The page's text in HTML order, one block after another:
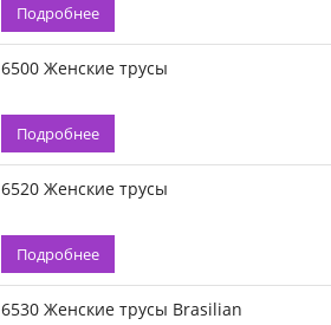
Подробнее
6500 Женские трусы
Подробнее
6520 Женские трусы
Подробнее
6530 Женские трусы Brasilian